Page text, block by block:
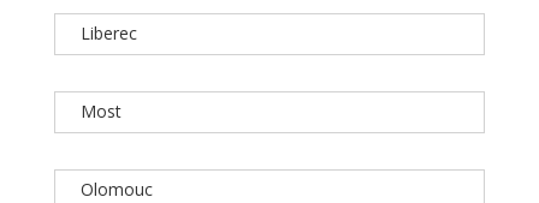
Liberec
Most
Olomouc